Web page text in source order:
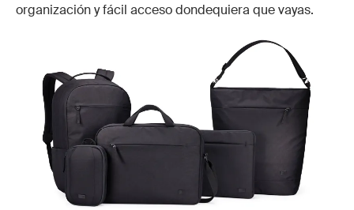
organización y fácil acceso dondequiera que vayas.